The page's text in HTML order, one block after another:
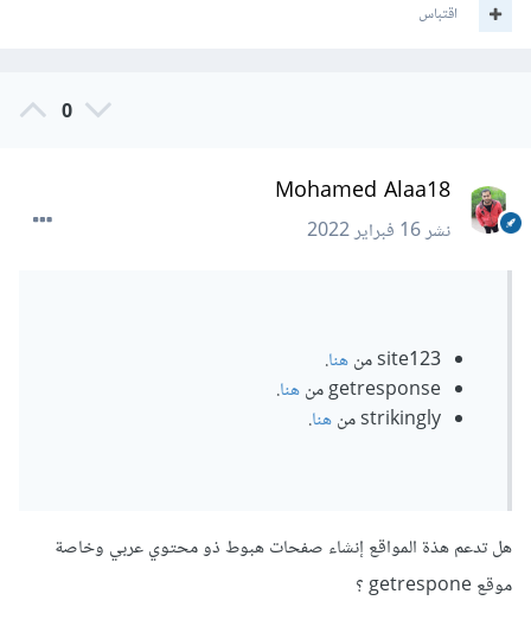
اقتباس
0
Mohamed Alaa18
نشر16 فبراير 2022
site123 من هنا.
getresponse من
هنا.
strikingly من
هنا.
هل تدعم هذة المواقع إنشاء صفحات هبوط ذو محتوي عربي وخاصة
موقع getrespone ؟